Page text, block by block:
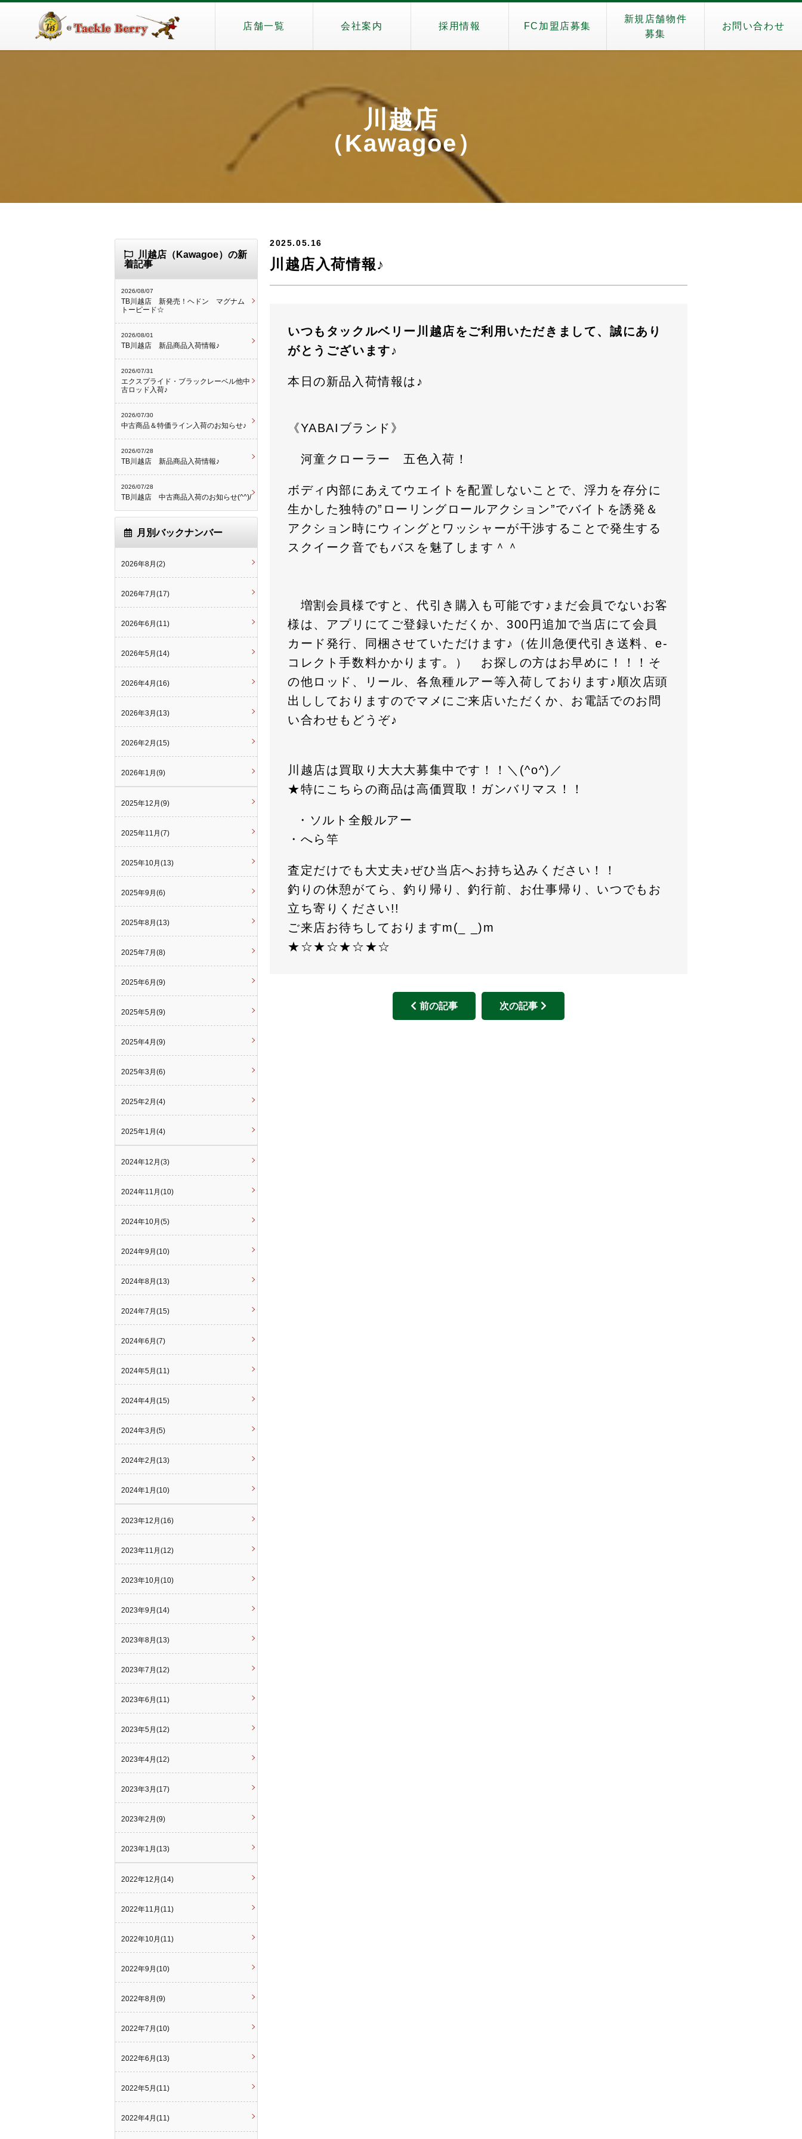
店舗一覧 会社案内 採用情報 FC加盟店募集
新規店舗物件
募集
お問い合わせ
川越店
（Kawagoe）
2025.05.16
川越店入荷情報♪
いつもタックルベリー川越店をご利用いただきまして、誠にあり
がとうございます♪
本日の新品入荷情報は♪
《YABAIブランド》
河童クローラー 五色入荷！
ボディ内部にあえてウエイトを配置しないことで、浮力を存分に
生かした独特の”ローリングロールアクション”でバイトを誘発＆
アクション時にウィングとワッシャーが干渉することで発生する
スクイーク音でもバスを魅了します＾＾
増割会員様ですと、代引き購入も可能です♪まだ会員でないお客
様は、アプリにてご登録いただくか、300円追加で当店にて会員
カード発行、同梱させていただけます♪（佐川急便代引き送料、e-
コレクト手数料かかります。） お探しの方はお早めに！！！そ
の他ロッド、リール、各魚種ルアー等入荷しております♪順次店頭
出ししておりますのでマメにご来店いただくか、お電話でのお問
い合わせもどうぞ♪
川越店は買取り大大大募集中です！！＼(^o^)／
★特にこちらの商品は高価買取！ガンバリマス！！
・ソルト全般ルアー
・へら竿
査定だけでも大丈夫♪ぜひ当店へお持ち込みください！！
釣りの休憩がてら、釣り帰り、釣行前、お仕事帰り、いつでもお
立ち寄りください!!
ご来店お待ちしておりますm(_ _)m
★☆★☆★☆★☆
前の記事 次の記事
川越店（Kawagoe）の新
着記事
2026/08/07
TB川越店 新発売！ヘドン マグナム
トーピード☆
2026/08/01
TB川越店 新品商品入荷情報♪
2026/07/31
エクスプライド・ブラックレーベル他中
古ロッド入荷♪
2026/07/30
中古商品＆特価ライン入荷のお知らせ♪
2026/07/28
TB川越店 新品商品入荷情報♪
2026/07/28
TB川越店 中古商品入荷のお知らせ(^^)/
月別バックナンバー
2026年8月(2)
2026年7月(17)
2026年6月(11)
2026年5月(14)
2026年4月(16)
2026年3月(13)
2026年2月(15)
2026年1月(9)
2025年12月(9)
2025年11月(7)
2025年10月(13)
2025年9月(6)
2025年8月(13)
2025年7月(8)
2025年6月(9)
2025年5月(9)
2025年4月(9)
2025年3月(6)
2025年2月(4)
2025年1月(4)
2024年12月(3)
2024年11月(10)
2024年10月(5)
2024年9月(10)
2024年8月(13)
2024年7月(15)
2024年6月(7)
2024年5月(11)
2024年4月(15)
2024年3月(5)
2024年2月(13)
2024年1月(10)
2023年12月(16)
2023年11月(12)
2023年10月(10)
2023年9月(14)
2023年8月(13)
2023年7月(12)
2023年6月(11)
2023年5月(12)
2023年4月(12)
2023年3月(17)
2023年2月(9)
2023年1月(13)
2022年12月(14)
2022年11月(11)
2022年10月(11)
2022年9月(10)
2022年8月(9)
2022年7月(10)
2022年6月(13)
2022年5月(11)
2022年4月(11)